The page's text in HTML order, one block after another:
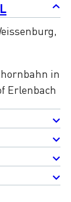
in
Erlenbach